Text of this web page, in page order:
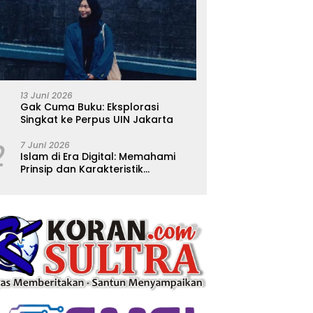
13 Juni 2026
Gak Cuma Buku: Eksplorasi
Singkat ke Perpus UIN Jakarta
7 Juni 2026
Islam di Era Digital: Memahami
Prinsip dan Karakteristik